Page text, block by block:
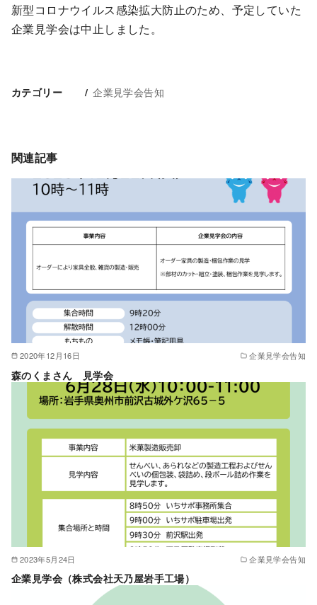
新型コロナウイルス感染拡大防止のため、予定していた
企業見学会は中止しました。
カテゴリー 企業見学会告知
関連記事
2020年12月16日 企業見学会告知
森のくまさん 見学会
2023年5月24日 企業見学会告知
企業見学会（株式会社天乃屋岩手工場）